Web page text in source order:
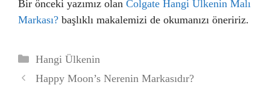
Bir önceki yazımız olan Colgate Hangi Ülkenin Malı
Markası? başlıklı makalemizi de okumanızı öneririz.
Kategoriler
Hangi Ülkenin
Happy Moon’s Nerenin Markasıdır?